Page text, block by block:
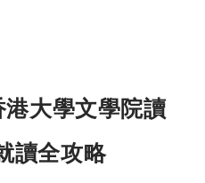
港大學文學院讀
讀全攻略